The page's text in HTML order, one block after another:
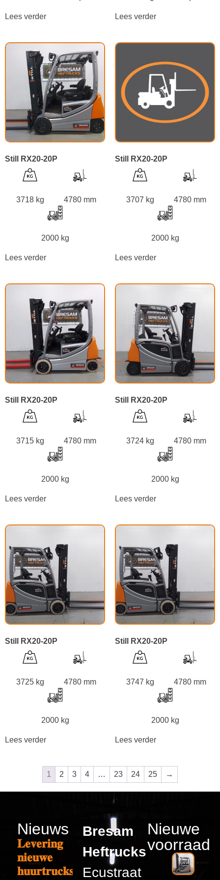
Lees verder Lees verder
Still RX20-20P
3718 kg 4780 mm
2000 kg
Lees verder
Still RX20-20P
3707 kg 4780 mm
2000 kg
Lees verder
Still RX20-20P
3715 kg 4780 mm
2000 kg
Lees verder
Still RX20-20P
3724 kg 4780 mm
2000 kg
Lees verder
Still RX20-20P
3725 kg 4780 mm
2000 kg
Lees verder
Still RX20-20P
3747 kg 4780 mm
2000 kg
Lees verder
1 2 3 4 … 23 24 25 →
Nieuws
𝐋𝐞𝐯𝐞𝐫𝐢𝐧𝐠
𝐧𝐢𝐞𝐮𝐰𝐞
𝐡𝐮𝐮𝐫𝐭𝐫𝐮𝐜𝐤𝐬
Bresam
Heftrucks
Ecustraat
Nieuwe
voorraad